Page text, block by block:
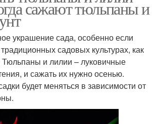
сажают тюльпаны и
украшение сада, особенно если
садовых культурах, как
и лилии – луковичные
и сажать их нужно осенью.
будет меняться в зависимости от